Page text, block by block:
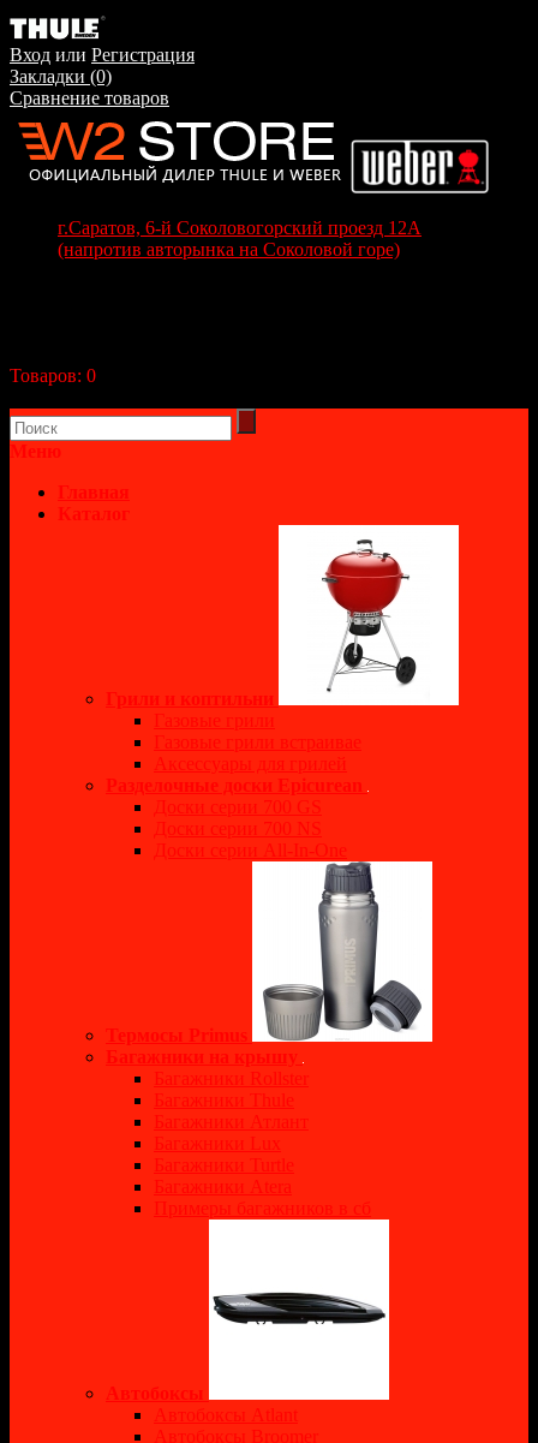
Вход или Регистрация
Закладки (0)
Сравнение товаров
г.Саратов, 6-й Соколовогорский проезд 12А
(напротив авторынка на Соколовой горе)
Товаров: 0
Меню
Главная
Каталог
Грили и коптильни
Газовые грили
Газовые грили встраивае
Аксессуары для грилей
Разделочные доски Epicurean
Доски серии 700 GS
Доски серии 700 NS
Доски серии All-In-One
Термосы Primus
Багажники на крышу
Багажники Rollster
Багажники Thule
Багажники Атлант
Багажники Lux
Багажники Turtle
Багажники Atera
Примеры багажников в сб
Автобоксы
Автобоксы Atlant
Автобоксы Broomer